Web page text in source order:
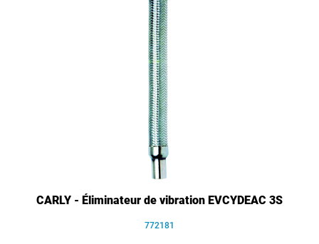
CARLY - Éliminateur de vibration EVCYDEAC 3S
772181